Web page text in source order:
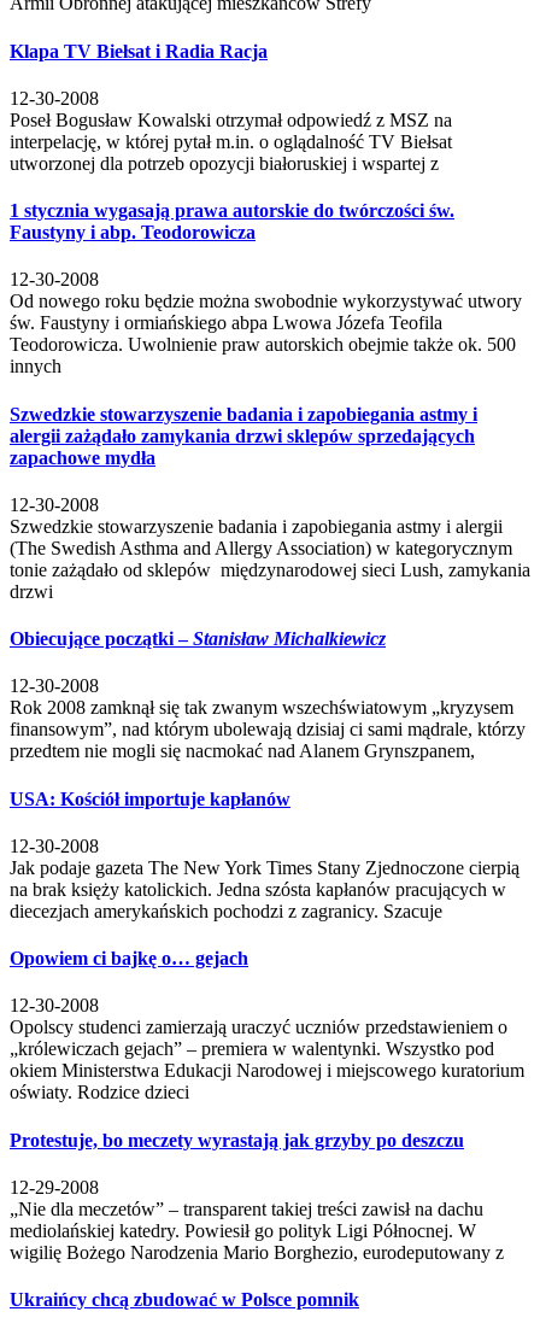
Klapa TV Biełsat i Radia Racja
12-30-2008
Poseł Bogusław Kowalski otrzymał odpowiedź z MSZ na
interpelację, w której pytał m.in. o oglądalność TV Biełsat
utworzonej dla potrzeb opozycji białoruskiej i wspartej z
1 stycznia wygasają prawa autorskie do twórczości św.
Faustyny i abp. Teodorowicza
12-30-2008
Od nowego roku będzie można swobodnie wykorzystywać utwory
św. Faustyny i ormiańskiego abpa Lwowa Józefa Teofila
Teodorowicza. Uwolnienie praw autorskich obejmie także ok. 500
innych
Szwedzkie stowarzyszenie badania i zapobiegania astmy i
alergii zażądało zamykania drzwi sklepów sprzedających
zapachowe mydła
12-30-2008
Szwedzkie stowarzyszenie badania i zapobiegania astmy i alergii
(The Swedish Asthma and Allergy Association) w kategorycznym
tonie zażądało od sklepów międzynarodowej sieci Lush, zamykania
drzwi
Obiecujące początki –Stanisław Michalkiewicz
12-30-2008
Rok 2008 zamknął się tak zwanym wszechświatowym „kryzysem
finansowym”, nad którym ubolewają dzisiaj ci sami mądrale, którzy
przedtem nie mogli się nacmokać nad Alanem Grynszpanem,
USA: Kościół importuje kapłanów
12-30-2008
Jak podaje gazeta The New York Times Stany Zjednoczone cierpią
na brak księży katolickich. Jedna szósta kapłanów pracujących w
diecezjach amerykańskich pochodzi z zagranicy. Szacuje
Opowiem ci bajkę o… gejach
12-30-2008
Opolscy studenci zamierzają uraczyć uczniów przedstawieniem o
„królewiczach gejach” – premiera w walentynki. Wszystko pod
okiem Ministerstwa Edukacji Narodowej i miejscowego kuratorium
oświaty. Rodzice dzieci
Protestuje, bo meczety wyrastają jak grzyby po deszczu
12-29-2008
„Nie dla meczetów” – transparent takiej treści zawisł na dachu
mediolańskiej katedry. Powiesił go polityk Ligi Północnej. W
wigilię Bożego Narodzenia Mario Borghezio, eurodeputowany z
Ukraińcy chcą zbudować w Polsce pomnik